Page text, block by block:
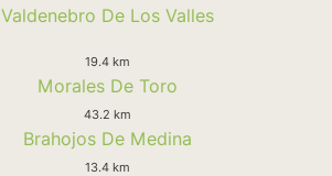
Valdenebro De Los Valles
19.4 km
Morales De Toro
43.2 km
Brahojos De Medina
13.4 km